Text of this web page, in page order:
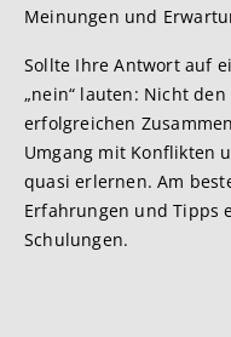
Meinungen und
Sollte Ihre Antwort auf
„nein“ lauten: Nicht
erfolgreichen
Umgang mit Konflikten
quasi erlernen. Am
Erfahrungen und Tipps
Schulungen.